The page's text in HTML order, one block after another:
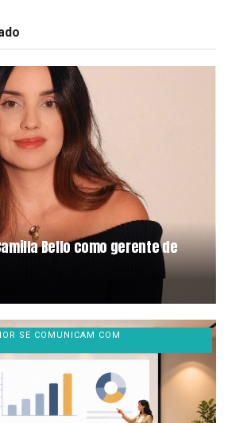
Bello como gerente de
SE COMUNICAM COM